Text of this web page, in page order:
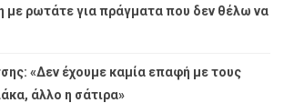
με ρωτάτε για πράγματα που δεν θέλω να
«Δεν έχουμε καμία επαφή με τους
άλλο η σάτιρα»